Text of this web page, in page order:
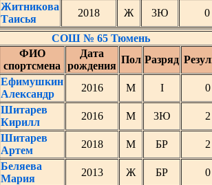
Житникова
Таисья
2018 Ж 3Ю 0
СОШ № 65 Тюмень
ФИО
спортсмена
Дата
рождения
Пол Разряд
Ефимушкин
Александр
2016 М I 0
Шитарев
Кирилл
2016 М 3Ю 2
Шитарев
Артем
2018 М БР 2
Беляева
Мария
2013 Ж БР 0